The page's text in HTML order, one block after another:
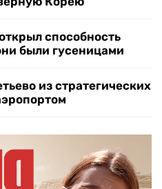
способность
были гусеницами
из стратегических